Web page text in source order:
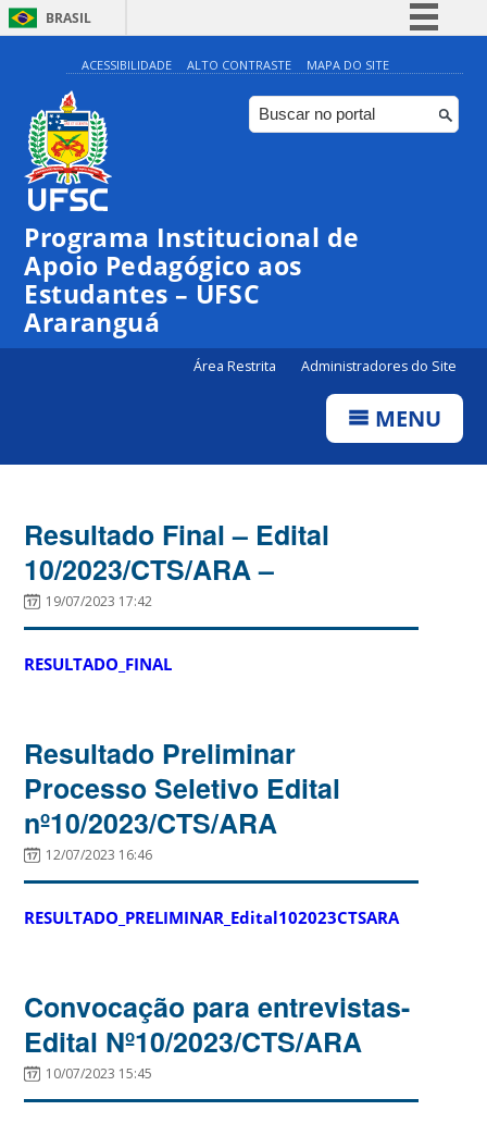
BRASIL
Simplifique!
Comunica BR
Participe
Canais
ACESSIBILIDADE ALTO CONTRASTE MAPA DO SITE
Programa Institucional de
Apoio Pedagógico aos
Estudantes – UFSC
Araranguá
Área Restrita Administradores do Site
MENU
Resultado Final – Edital
10/2023/CTS/ARA –
19/07/2023 17:42
RESULTADO_FINAL
Resultado Preliminar
Processo Seletivo Edital
nº10/2023/CTS/ARA
12/07/2023 16:46
RESULTADO_PRELIMINAR_Edital102023CTSARA
Convocação para entrevistas-
Edital Nº10/2023/CTS/ARA
10/07/2023 15:45